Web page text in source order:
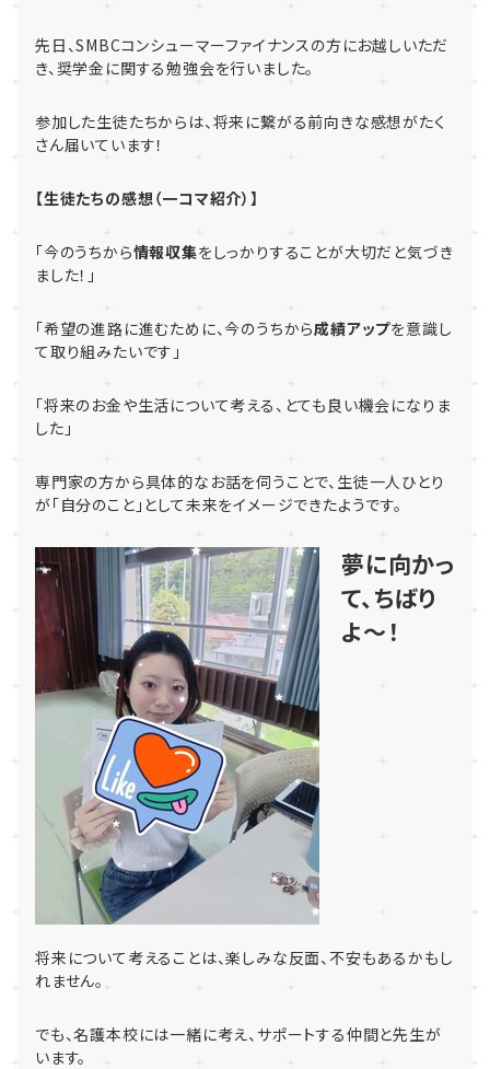
先日、SMBCコンシューマーファイナンスの方にお越しいただ
き、奨学金に関する勉強会を行いました。
参加した生徒たちからは、将来に繋がる前向きな感想がたく
さん届いています！
【生徒たちの感想（一コマ紹介）】
「今のうちから情報収集をしっかりすることが大切だと気づき
ました！」
「希望の進路に進むために、今のうちから成績アップを意識し
て取り組みたいです」
「将来のお金や生活について考える、とても良い機会になりま
した」
専門家の方から具体的なお話を伺うことで、生徒一人ひとり
が「自分のこと」として未来をイメージできたようです。
夢に向かっ
て、ちばり
よ〜！
将来について考えることは、楽しみな反面、不安もあるかもし
れません。
でも、名護本校には一緒に考え、サポートする仲間と先生が
います。